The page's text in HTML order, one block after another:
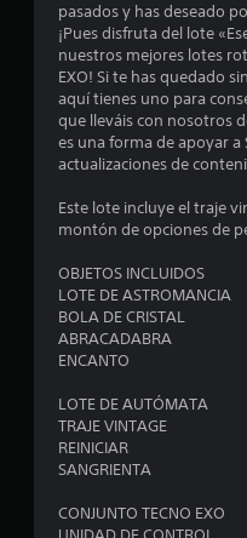
pasados y has deseado
¡Pues disfruta del lote
nuestros mejores lotes
EXO! Si te has quedado
aquí tienes uno para
que lleváis con nosotros
es una forma de apoyar a
actualizaciones de
Este lote incluye el traje
montón de opciones de
OBJETOS INCLUIDOS
LOTE DE ASTROMANCIA
BOLA DE CRISTAL
ABRACADABRA
ENCANTO
LOTE DE AUTÓMATA
TRAJE VINTAGE
REINICIAR
SANGRIENTA
CONJUNTO TECNO EXO